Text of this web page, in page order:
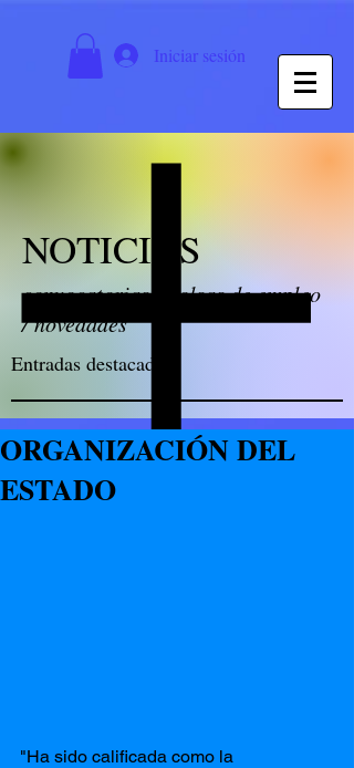
Iniciar sesión
NOTICIAS
convocatorias / bolsas de empleo
/ novedades
Entradas destacadas
ORGANIZACIÓN DEL
ESTADO
"Ha sido calificada como la